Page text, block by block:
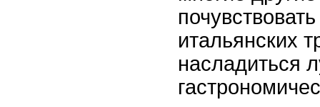
итальянских
насладиться